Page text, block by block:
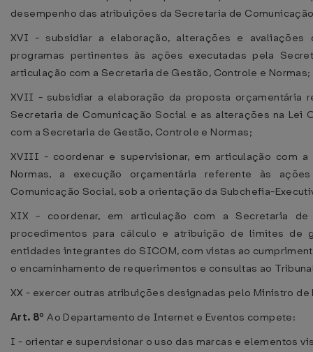
desempenho das atribuições da Secretaria de
XVI - subsidiar a elaboração, alterações e avaliações
programas pertinentes às ações executadas pela
articulação com a Secretaria de Gestão, Controle e Normas;
XVII - subsidiar a elaboração da proposta orçamentária
Secretaria de Comunicação Social e as alterações na Lei
com a Secretaria de Gestão, Controle e Normas;
XVIII - coordenar e supervisionar, em articulação com
Normas, a execução orçamentária referente às
Comunicação Social, sob a orientação da Subchefia-
XIX - coordenar, em articulação com a Secretaria
procedimentos para cálculo e atribuição de limites de
entidades integrantes do SICOM, com vistas ao
o encaminhamento de requerimentos e consultas ao
XX - exercer outras atribuições designadas pelo Ministro de
Art. 8ºAo Departamento de Internet e Eventos compete:
I - orientar e supervisionar o uso das marcas e elementos